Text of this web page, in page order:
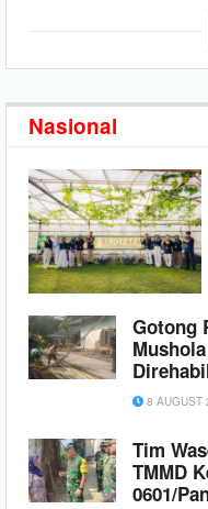
Nasional
Gotong
8 AUGUST
Tim
TMMD
0601/